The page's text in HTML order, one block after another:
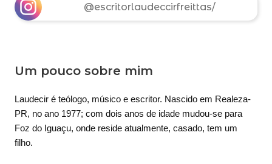
@escritorlaudeccirfreittas/
Um pouco sobre mim
Laudecir é teólogo, músico e escritor. Nascido em Realeza-
PR, no ano 1977; com dois anos de idade mudou-se para
Foz do Iguaçu, onde reside atualmente, casado, tem um
filho.